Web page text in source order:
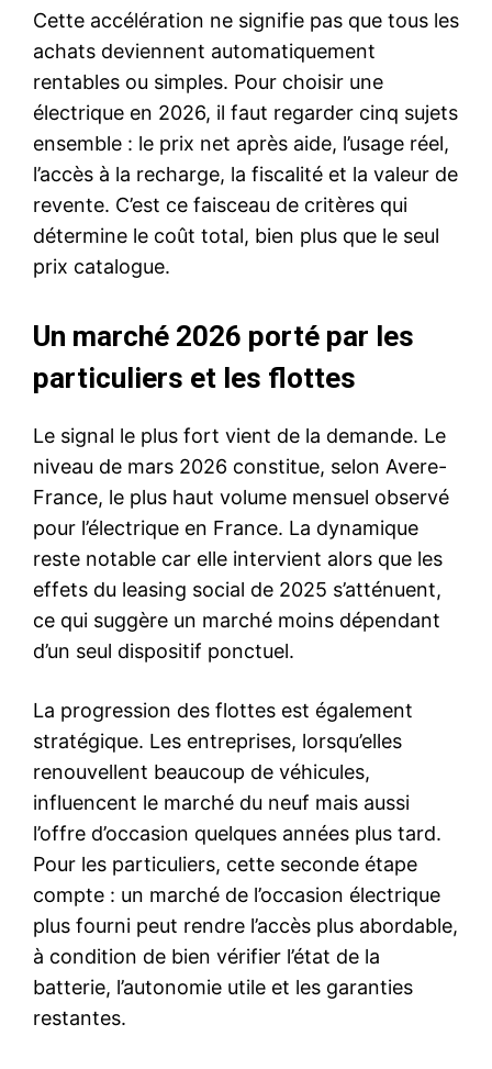
Cette accélération ne signifie pas que tous les
achats deviennent automatiquement
rentables ou simples. Pour choisir une
électrique en 2026, il faut regarder cinq sujets
ensemble : le prix net après aide, l’usage réel,
l’accès à la recharge, la fiscalité et la valeur de
revente. C’est ce faisceau de critères qui
détermine le coût total, bien plus que le seul
prix catalogue.
Un marché 2026 porté par les
particuliers et les flottes
Le signal le plus fort vient de la demande. Le
niveau de mars 2026 constitue, selon Avere-
France, le plus haut volume mensuel observé
pour l’électrique en France. La dynamique
reste notable car elle intervient alors que les
effets du leasing social de 2025 s’atténuent,
ce qui suggère un marché moins dépendant
d’un seul dispositif ponctuel.
La progression des flottes est également
stratégique. Les entreprises, lorsqu’elles
renouvellent beaucoup de véhicules,
influencent le marché du neuf mais aussi
l’offre d’occasion quelques années plus tard.
Pour les particuliers, cette seconde étape
compte : un marché de l’occasion électrique
plus fourni peut rendre l’accès plus abordable,
à condition de bien vérifier l’état de la
batterie, l’autonomie utile et les garanties
restantes.